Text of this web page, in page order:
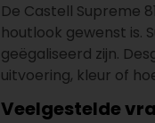
De Castell Supreme
houtlook gewenst is.
geëgaliseerd zijn.
uitvoering, kleur of
Veelgestelde